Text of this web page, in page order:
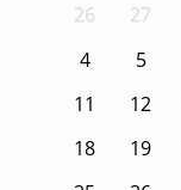
26 27
4
5
11
12
18
19